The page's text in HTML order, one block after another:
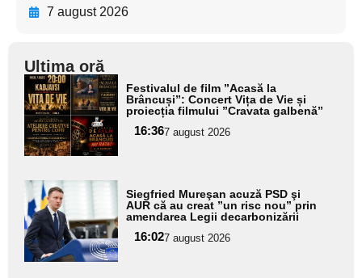
7 august 2026
Ultima oră
Adaugă
aici textul
pentru
subtitlu
Festivalul de film ”Acasă la
Brâncuși”: Concert Vița de Vie și
proiecția filmului ”Cravata galbenă”
16:367 august 2026
Adaugă
aici textul
pentru
subtitlu
Siegfried Mureşan acuză PSD şi
AUR că au creat ”un risc nou” prin
amendarea Legii decarbonizării
16:027 august 2026